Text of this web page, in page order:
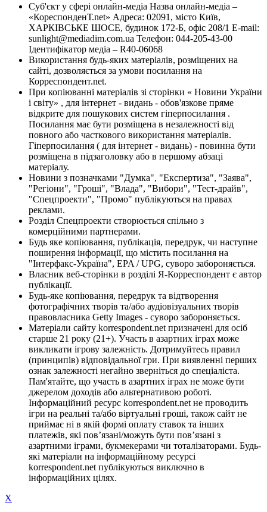
Суб'єкт у сфері онлайн-медіа Назва онлайн-медіа –
«КореспонденТ.net» Адреса: 02091, місто Київ,
ХАРКІВСЬКЕ ШОСЕ, будинок 172-Б, офіс 208/1 E-mail:
sunlight@mediadim.com.ua Телефон: 044-205-43-00
Ідентифікатор медіа – R40-06068
Використання будь-яких матеріалів, розміщених на
сайті, дозволяється за умови посилання на
Корреспондент.net.
При копіюванні матеріалів зі сторінки « Новини України
і світу» , для інтернет - видань - обов'язкове пряме
відкрите для пошукових систем гіперпосилання .
Посилання має бути розміщена в незалежності від
повного або часткового використання матеріалів.
Гіперпосилання ( для інтернет - видань) - повинна бути
розміщена в підзаголовку або в першому абзаці
матеріалу.
Новини з позначками "Думка", "Експертиза", "Заява",
"Регіони", "Гроші", "Влада", "Вибори", "Тест-драйв",
"Спецпроекти", "Промо" публікуються на правах
реклами.
Розділ Спецпроекти створюється спільно з
комерційними партнерами.
Будь яке копіювання, публікація, передрук, чи наступне
поширення інформації, що містить посилання на
"Інтерфакс-Україна", EPA / UPG, суворо забороняється.
Власник веб-сторінки в розділі Я-Корреспондент є автор
публікації.
Будь-яке копіювання, передрук та відтворення
фотографічних творів та/або аудіовізуальних творів
правовласника Getty Images - суворо забороняється.
Матеріали сайту korrespondent.net призначені для осіб
старше 21 року (21+). Участь в азартних іграх може
викликати ігрову залежність. Дотримуйтесь правил
(принципів) відповідальної гри. При виявленні перших
ознак залежності негайно зверніться до спеціаліста.
Пам'ятайте, що участь в азартних іграх не може бути
джерелом доходів або альтернативою роботі.
Інформаційний ресурс korrespondent.net не проводить
ігри на реальні та/або віртуальні гроші, також сайт не
приймає ні в якій формі оплату ставок та інших
платежів, які пов’язані/можуть бути пов’язані з
азартними іграми, букмекерами чи тоталізаторами. Будь-
які матеріали на інформаційному ресурсі
korrespondent.net публікуються виключно в
інформаційних цілях.
X